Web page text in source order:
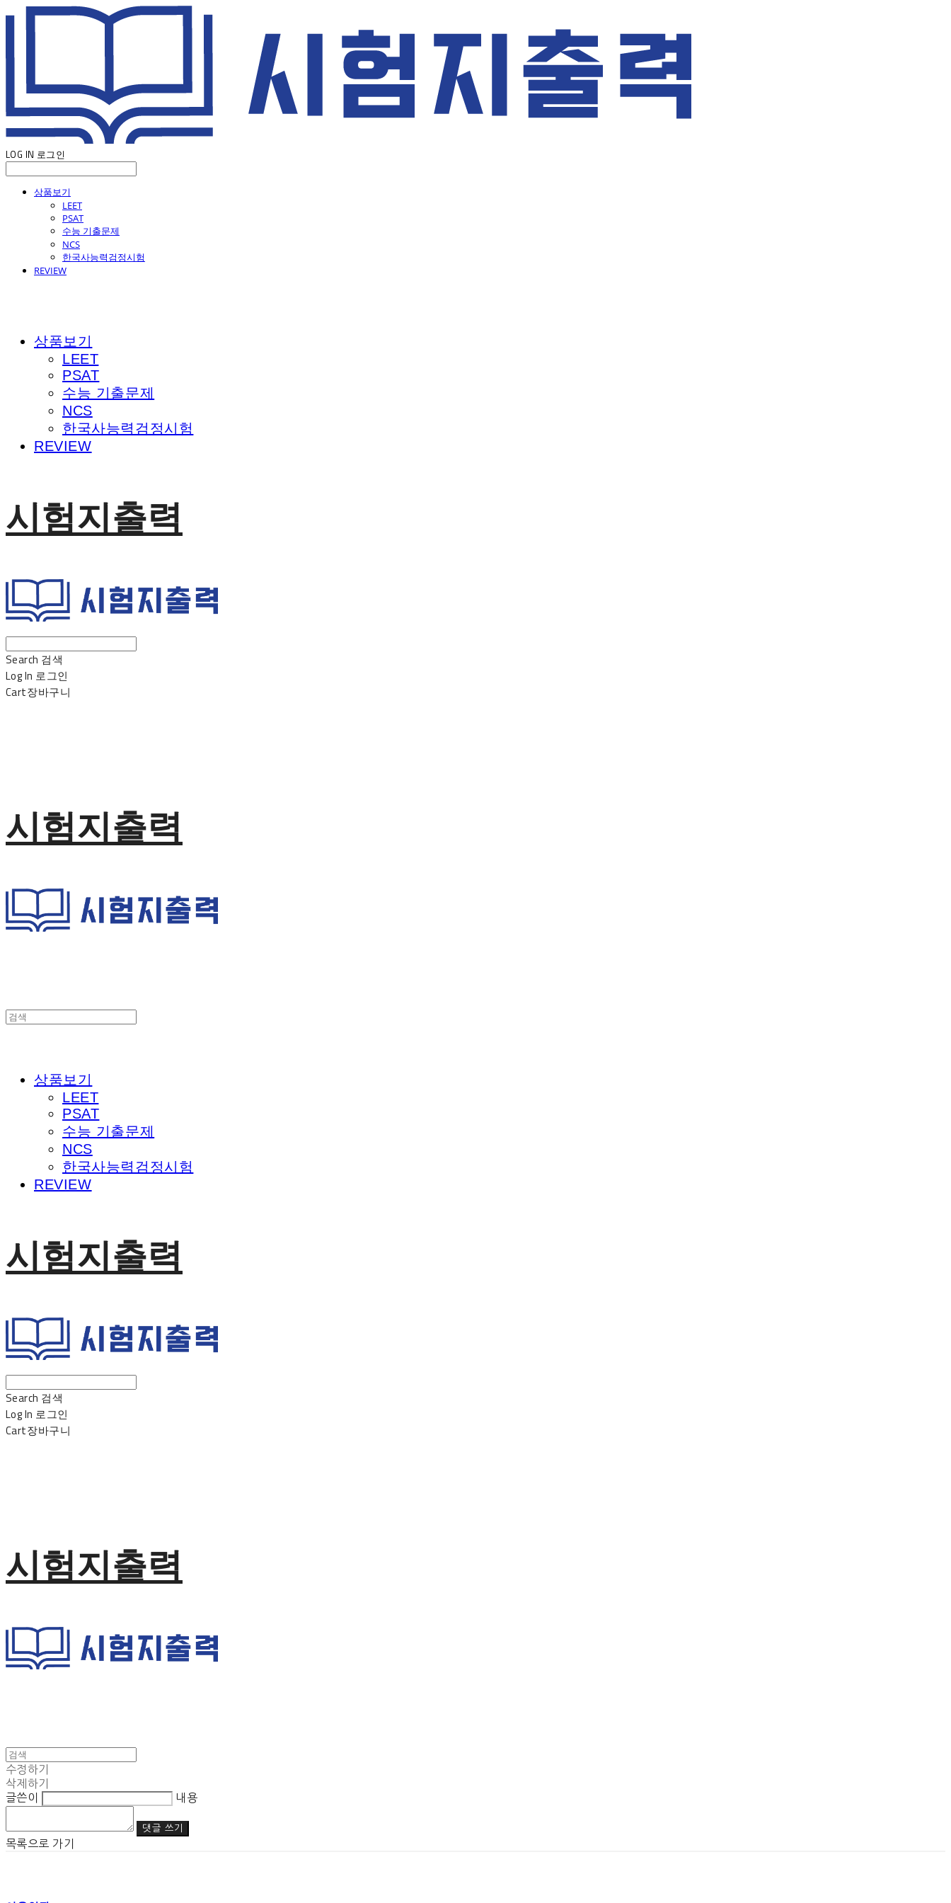
LOG IN 로그인
상품보기
LEET
PSAT
수능 기출문제
NCS
한국사능력검정시험
REVIEW
상품보기
LEET
PSAT
수능 기출문제
NCS
한국사능력검정시험
REVIEW
시험지출력
Search 검색
Log In 로그인
Cart장바구니
시험지출력
상품보기
LEET
PSAT
수능 기출문제
NCS
한국사능력검정시험
REVIEW
시험지출력
Search 검색
Log In 로그인
Cart장바구니
시험지출력
수정하기
삭제하기
글쓴이
내용
댓글 쓰기
목록으로 가기